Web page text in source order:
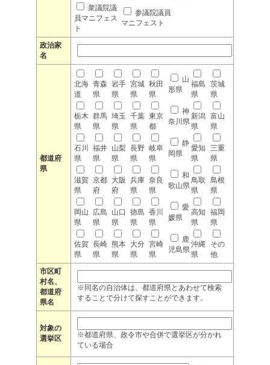
衆議院議
員マニフェス
ト
参議院議員
マニフェスト
政治家
名
都道府
県
北海
道
青森
県
岩手
県
宮城
県
秋田
県
山
形県
福島
県
茨城
県
栃木
県
群馬
県
埼玉
県
千葉
県
東京
都
神
奈川県
新潟
県
富山
県
石川
県
福井
県
山梨
県
長野
県
岐阜
県
静
岡県
愛知
県
三重
県
滋賀
県
京都
府
大阪
府
兵庫
県
奈良
県
和
歌山県
鳥取
県
島根
県
岡山
県
広島
県
山口
県
徳島
県
香川
県
愛
媛県
高知
県
福岡
県
佐賀
県
長崎
県
熊本
県
大分
県
宮崎
県
鹿
児島県
沖縄
県
その
他
市区町
村名、
都道府
県名
※同名の自治体は、都道府県とあわせて検索
することで分けて探すことができます。
対象の
選挙区
※都道府県、政令市や合併で選挙区が分かれ
ている場合